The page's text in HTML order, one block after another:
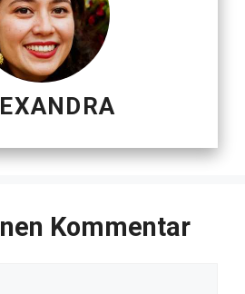
Kommentar